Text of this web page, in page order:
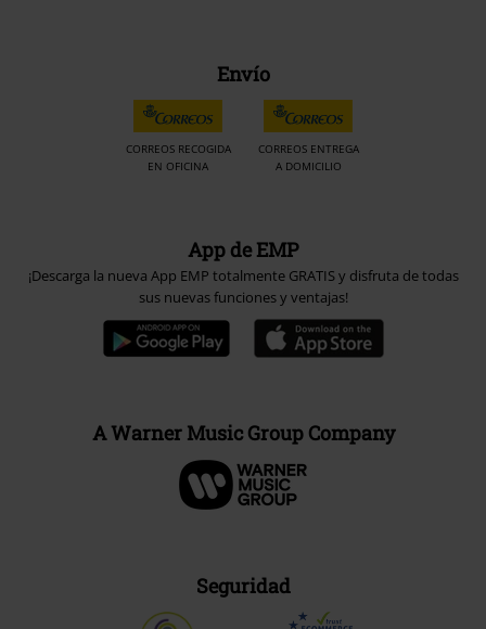
Envío
CORREOS RECOGIDA
EN OFICINA
CORREOS ENTREGA
A DOMICILIO
App de EMP
¡Descarga la nueva App EMP totalmente GRATIS y disfruta de todas
sus nuevas funciones y ventajas!
A Warner Music Group Company
Seguridad